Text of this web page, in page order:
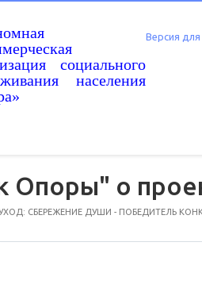
социального
населения
Версия
Опоры" о
СБЕРЕЖЕНИЕ ДУШИ - ПОБЕДИТЕЛЬ